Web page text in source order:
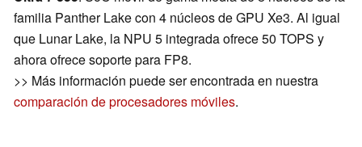
familia Panther Lake con 4 núcleos de GPU Xe3. Al igual
que Lunar Lake, la NPU 5 integrada ofrece 50 TOPS y
ahora ofrece soporte para FP8.
>> Más información puede ser encontrada en nuestra
comparación de procesadores móviles.